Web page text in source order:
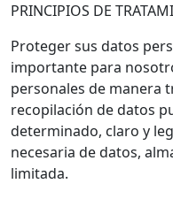
PRINCIPIOS DE
Proteger sus datos
importante para
personales de manera
recopilación de datos
determinado, claro y
necesaria de datos,
limitada.